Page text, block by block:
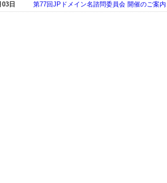
日
第77回JPドメイン名諮問委員会 開催のご案内